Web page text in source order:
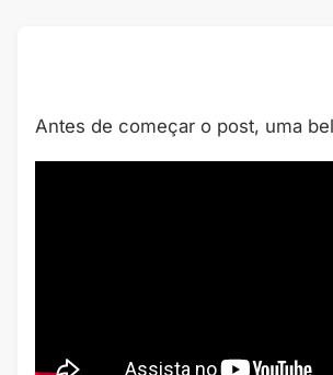
Antes de começar o post, uma